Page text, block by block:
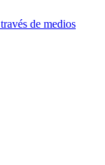
de medios